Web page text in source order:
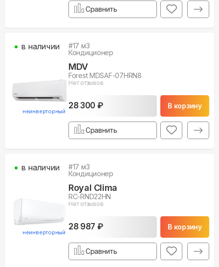
Сравнить
неинверторный
#17 м3
Кондиционер
MDV
Forest MDSAF-07HRN8
Нет отзывов
28 300 ₽ В корзину
в наличии
Сравнить
неинверторный
#17 м3
Кондиционер
Royal Clima
RC-RND22HN
Нет отзывов
28 987 ₽ В корзину
в наличии
Сравнить